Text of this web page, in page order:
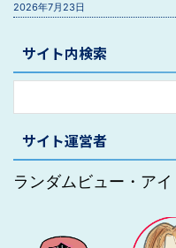
2026年7月23日
サイト内検索
サイト運営者
ランダムビュー・ア